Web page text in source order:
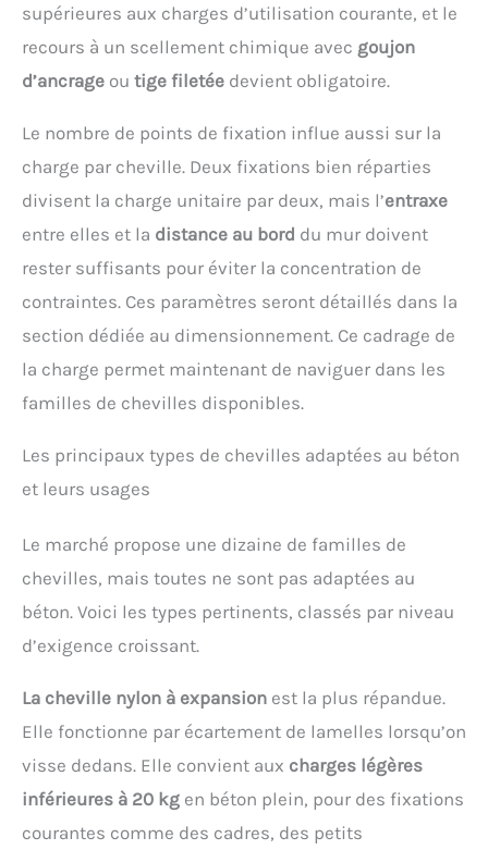
supérieures aux charges d’utilisation courante, et le
recours à un scellement chimique avec goujon
d’ancrage ou tige filetée devient obligatoire.
Le nombre de points de fixation influe aussi sur la
charge par cheville. Deux fixations bien réparties
divisent la charge unitaire par deux, mais l’entraxe
entre elles et la distance au bord du mur doivent
rester suffisants pour éviter la concentration de
contraintes. Ces paramètres seront détaillés dans la
section dédiée au dimensionnement. Ce cadrage de
la charge permet maintenant de naviguer dans les
familles de chevilles disponibles.
Les principaux types de chevilles adaptées au béton
et leurs usages
Le marché propose une dizaine de familles de
chevilles, mais toutes ne sont pas adaptées au
béton. Voici les types pertinents, classés par niveau
d’exigence croissant.
La cheville nylon à expansion est la plus répandue.
Elle fonctionne par écartement de lamelles lorsqu’on
visse dedans. Elle convient aux charges légères
inférieures à 20 kg en béton plein, pour des fixations
courantes comme des cadres, des petits